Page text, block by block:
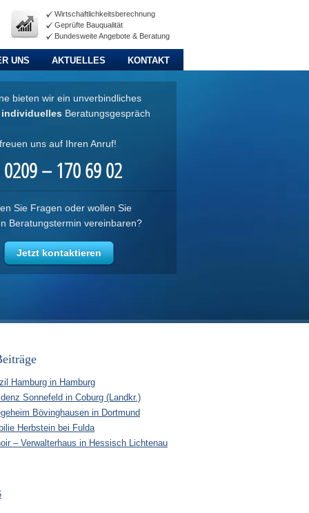
Wirtschaftlichkeitsberechnung
Geprüfte Bauqualität
Bundesweite Angebote & Beratung
UNS AKTUELLES KONTAKT
bieten wir ein unverbindliches
individuelles Beratungsgespräch
uns auf Ihren Anruf!
0209 – 170 69 02
Sie Fragen oder wollen Sie
Beratungstermin vereinbaren?
Jetzt kontaktieren
Hamburg in Hamburg
Sonnefeld in Coburg (Landkr.)
Bövinghausen in Dortmund
Herbstein bei Fulda
– Verwalterhaus in Hessisch Lichtenau